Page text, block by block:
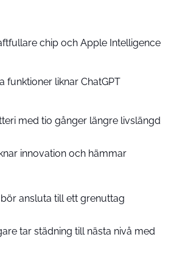
chip och Apple Intelligence
funktioner liknar ChatGPT
med tio gånger längre livslängd
innovation och hämmar
ansluta till ett grenuttag
tar städning till nästa nivå med